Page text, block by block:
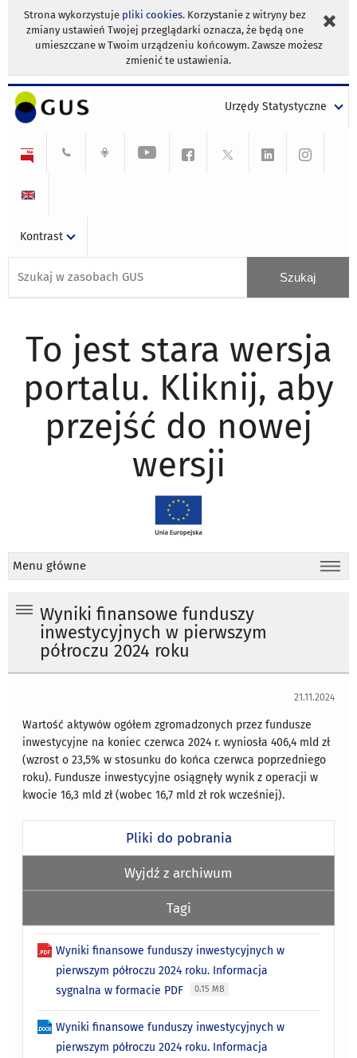
Strona wykorzystuje pliki cookies. Korzystanie z witryny bez
zmiany ustawień Twojej przeglądarki oznacza, że będą one
umieszczane w Twoim urządzeniu końcowym. Zawsze możesz
zmienić te ustawienia.
Urzędy Statystyczne
Kontrast
To jest stara wersja
portalu. Kliknij, aby
przejść do nowej
wersji
Menu główne
Wyniki finansowe funduszy
inwestycyjnych w pierwszym
półroczu 2024 roku
21.11.2024
Wartość aktywów ogółem zgromadzonych przez fundusze
inwestycyjne na koniec czerwca 2024 r. wyniosła 406,4 mld zł
(wzrost o 23,5% w stosunku do końca czerwca poprzedniego
roku). Fundusze inwestycyjne osiągnęły wynik z operacji w
kwocie 16,3 mld zł (wobec 16,7 mld zł rok wcześniej).
Pliki do pobrania
Wyjdź z archiwum
Tagi
Wyniki finansowe funduszy inwestycyjnych w
pierwszym półroczu 2024 roku. Informacja
sygnalna w formacie PDF
0.15 MB
Wyniki finansowe funduszy inwestycyjnych w
pierwszym półroczu 2024 roku. Informacja